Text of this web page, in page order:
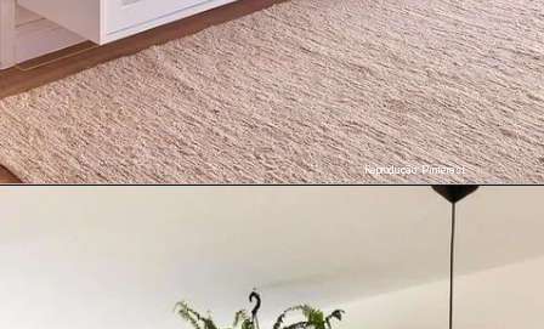
Reprodução: Pinterest